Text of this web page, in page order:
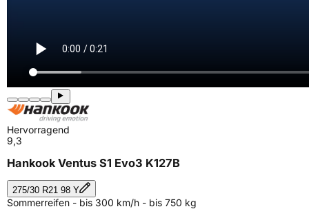
Hervorragend
9,3
Hankook Ventus S1 Evo3 K127B
275/30 R21 98 Y
Sommerreifen - bis 300 km/h - bis 750 kg